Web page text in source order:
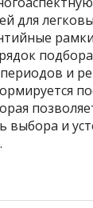
для
и
выбора и